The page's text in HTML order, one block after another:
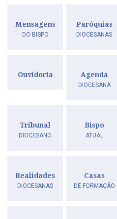
Mensagens
DO BISPO
Paróquias
DIOCESANAS
Ouvidoria Agenda
DIOCESANA
Tribunal
DIOCESANO
Bispo
ATUAL
Realidades
DIOCESANAS
Casas
DE FORMAÇÃO